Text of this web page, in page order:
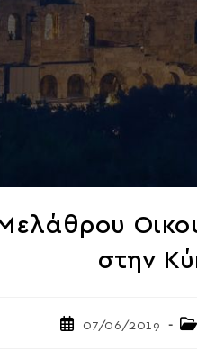
στην
Post07/06/2019